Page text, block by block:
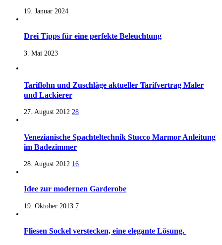
19. Januar 2024
Drei Tipps für eine perfekte Beleuchtung
3. Mai 2023
Tariflohn und Zuschläge aktueller Tarifvertrag Maler
und Lackierer
27. August 2012 28
Venezianische Spachteltechnik Stucco Marmor Anleitung
im Badezimmer
28. August 2012 16
Idee zur modernen Garderobe
19. Oktober 2013 7
Fliesen Sockel verstecken, eine elegante Lösung.